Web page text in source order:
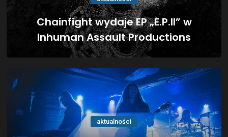
Chainfight wydaje EP „E.P.II” w
Inhuman Assault Productions
aktualności